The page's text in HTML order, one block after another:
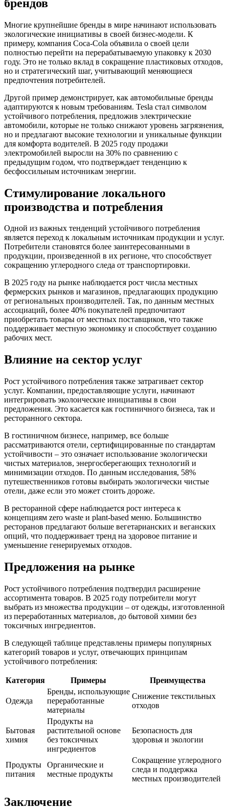
брендов
Многие крупнейшие бренды в мире начинают использовать
экологические инициативы в своей бизнес-модели. К
примеру, компания Coca-Cola объявила о своей цели
полностью перейти на перерабатываемую упаковку к 2030
году. Это не только вклад в сокращение пластиковых отходов,
но и стратегический шаг, учитывающий меняющиеся
предпочтения потребителей.
Другой пример демонстрирует, как автомобильные бренды
адаптируются к новым требованиям. Tesla стал символом
устойчивого потребления, предложив электрические
автомобили, которые не только снижают уровень загрязнения,
но и предлагают высокие технологии и уникальные функции
для комфорта водителей. В 2025 году продажи
электромобилей выросли на 30% по сравнению с
предыдущим годом, что подтверждает тенденцию к
бесфоссильным источникам энергии.
Стимулирование локального
производства и потребления
Одной из важных тенденций устойчивого потребления
является переход к локальным источникам продукции и услуг.
Потребители становятся более заинтересованными в
продукции, произведенной в их регионе, что способствует
сокращению углеродного следа от транспортировки.
В 2025 году на рынке наблюдается рост числа местных
фермерских рынков и магазинов, предлагающих продукцию
от региональных производителей. Так, по данным местных
ассоциаций, более 40% покупателей предпочитают
приобретать товары от местных поставщиков, что также
поддерживает местную экономику и способствует созданию
рабочих мест.
Влияние на сектор услуг
Рост устойчивого потребления также затрагивает сектор
услуг. Компании, предоставляющие услуги, начинают
интегрировать эколоические инициативы в свои
предложения. Это касается как гостиничного бизнеса, так и
ресторанного сектора.
В гостиничном бизнесе, например, все больше
рассматриваются отели, сертифицированные по стандартам
устойчивости – это означает использование экологически
чистых материалов, энергосберегающих технологий и
минимизации отходов. По данным исследования, 58%
путешественников готовы выбирать экологически чистые
отели, даже если это может стоить дороже.
В ресторанной сфере наблюдается рост интереса к
концепциям zero waste и plant-based меню. Большинство
ресторанов предлагают больше вегетарианских и веганских
опций, что поддерживает тренд на здоровое питание и
уменьшение генерируемых отходов.
Предложения на рынке
Рост устойчивого потребления подтвердил расширение
ассортимента товаров. В 2025 году потребители могут
выбрать из множества продукции – от одежды, изготовленной
из переработанных материалов, до бытовой химии без
токсичных ингредиентов.
В следующей таблице представлены примеры популярных
категорий товаров и услуг, отвечающих принципам
устойчивого потребления:
Категория Примеры Преимущества
Одежда
Бренды, использующие
переработанные
материалы
Снижение текстильных
отходов
Бытовая
химия
Продукты на
растительной основе
без токсичных
ингредиентов
Безопасность для
здоровья и экологии
Продукты
питания
Органические и
местные продукты
Сокращение углеродного
следа и поддержка
местных производителей
Заключение